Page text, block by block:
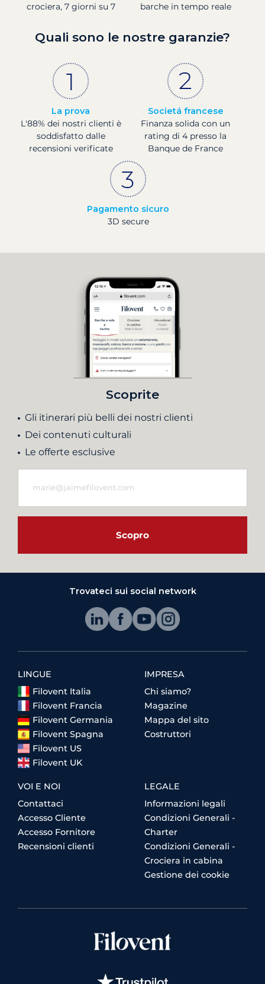
crociera, 7 giorni su 7
barche in tempo reale
Quali sono le nostre garanzie?
La prova
L'88% dei nostri clienti è
soddisfatto dalle
recensioni verificate
Societá francese
Finanza solida con un
rating di 4 presso la
Banque de France
Pagamento sicuro
3D secure
Scoprite
Gli itinerari più belli dei nostri clienti
Dei contenuti culturali
Le offerte esclusive
Scopro
Trovateci sui social network
LINGUE
Filovent Italia
Filovent Francia
Filovent Germania
Filovent Spagna
Filovent US
Filovent UK
IMPRESA
Chi siamo?
Magazine
Mappa del sito
Costruttori
VOI E NOI
Contattaci
Accesso Cliente
Accesso Fornitore
Recensioni clienti
LEGALE
Informazioni legali
Condizioni Generali -
Charter
Condizioni Generali -
Crociera in cabina
Gestione dei cookie